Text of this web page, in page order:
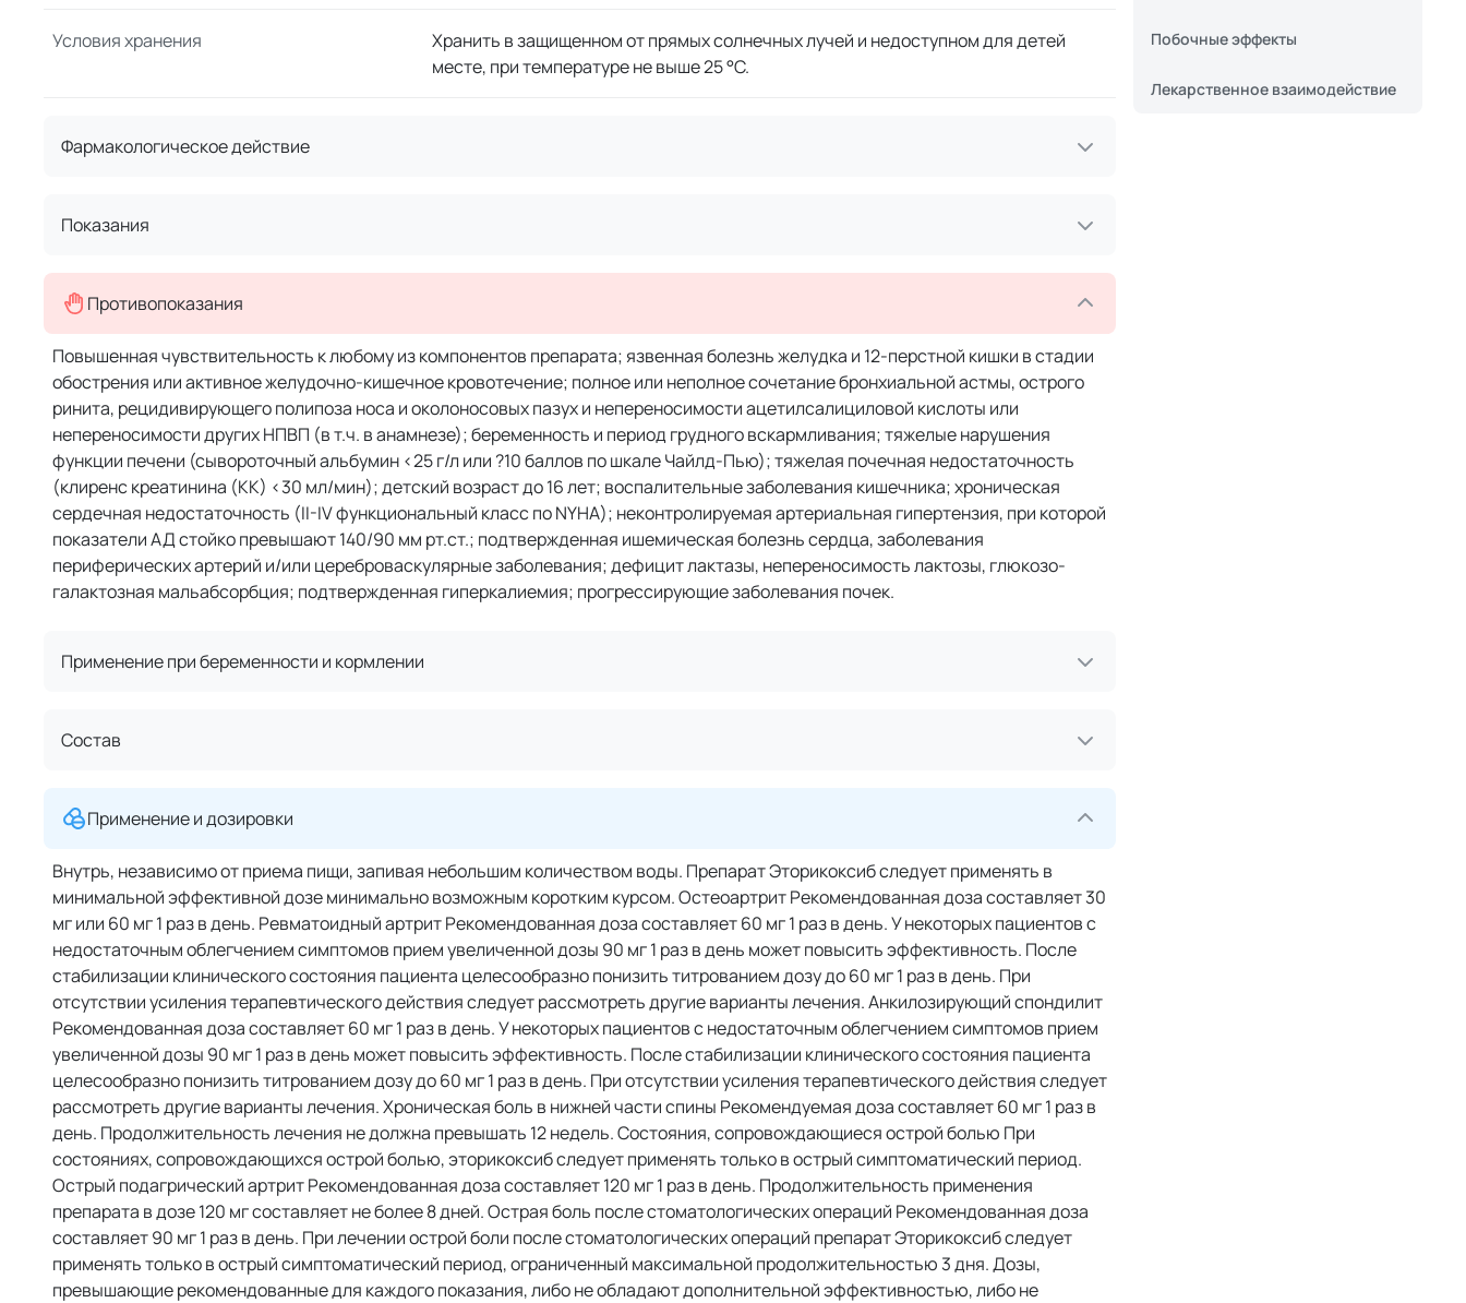
Условия хранения
Хранить в защищенном от прямых солнечных лучей и недоступном для детей
месте, при температуре не выше 25 °C.
Фармакологическое действие
Показания
Противопоказания
Повышенная чувствительность к любому из компонентов препарата; язвенная болезнь желудка и 12-перстной кишки в стадии
обострения или активное же­лудочно-кишечное кровотечение; полное или неполное сочетание бронхиальной астмы, острого
ринита, рецидивирующе­го полипоза носа и околоносовых пазух и непереносимости ацетилсалициловой кисло­ты или
непереносимости других НПВП (в т.ч. в анамнезе); беременность и период грудного вскармливания; тяжелые нарушения
функции печени (сывороточный альбумин <25 г/л или ?10 баллов по шкале Чайлд-Пью); тяжелая почечная недостаточность
(клиренс креатинина (КК) <30 мл/мин); детский возраст до 16 лет; воспалительные заболевания кишечника; хроническая
сердечная недостаточность (II-IV функциональный класс по NYHA); неконтролируемая артериальная гипертензия, при которой
показатели АД стойко превышают 140/90 мм рт.ст.; подтвержденная ишемическая болезнь сердца, заболевания
периферических артерий и/или цереброваскулярные заболевания; дефицит лактазы, непереносимость лактозы, глюкозо-
галактозная мальабсорбция; подтвержденная гиперкалиемия; прогрессирующие заболевания почек.
Применение при беременности и кормлении
Состав
Применение и дозировки
Внутрь, независимо от приема пищи, запивая небольшим количеством воды. Препарат Эторикоксиб следует применять в
минимальной эффективной дозе минимально возможным коротким курсом. Остеоартрит Рекомендованная доза составляет 30
мг или 60 мг 1 раз в день. Ревматоидный артрит Рекомендованная доза составляет 60 мг 1 раз в день. У некоторых пациентов с
недостаточным облегчением симптомов прием увеличенной дозы 90 мг 1 раз в день может повысить эффективность. После
стабилизации клинического состояния пациента целесообразно понизить титрованием дозу до 60 мг 1 раз в день. При
отсутствии усиления терапевтического действия следует рассмотреть другие варианты лечения. Анкилозирующий спондилит
Рекомендованная доза составляет 60 мг 1 раз в день. У некоторых пациентов с недостаточным облегчением симптомов прием
увеличенной дозы 90 мг 1 раз в день может повысить эффективность. После стабилизации клинического состояния пациента
целесообразно понизить титрованием дозу до 60 мг 1 раз в день. При отсутствии усиления терапевтического действия следует
рассмотреть другие варианты лечения. Хроническая боль в нижней части спины Рекомендуемая доза составляет 60 мг 1 раз в
день. Продолжительность лечения не должна превышать 12 недель. Состояния, сопровождающиеся острой болью При
состояниях, сопровождающихся острой болью, эторикоксиб следует применять только в острый симптоматический период.
Острый подагрический артрит Рекомендованная доза составляет 120 мг 1 раз в день. Продолжительность применения
препарата в дозе 120 мг составляет не более 8 дней. Острая боль после стоматологических операций Рекомендованная доза
составляет 90 мг 1 раз в день. При лечении острой боли после стоматологических операций препарат Эторикоксиб следует
применять только в острый симптоматический период, ограниченный максимальной продолжительностью 3 дня. Дозы,
превышающие рекомендованные для каждого показания, либо не обладают дополнительной эффективностью, либо не
Побочные эффекты
Лекарственное взаимодействие